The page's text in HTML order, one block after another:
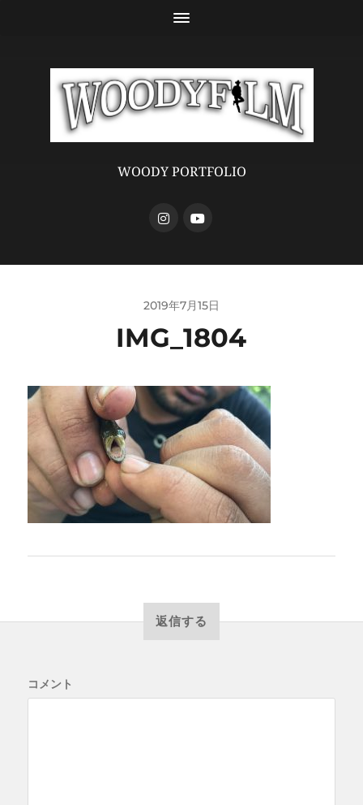
WOODY PORTFOLIO
2019年7月15日
IMG_1804
返信する
コメント